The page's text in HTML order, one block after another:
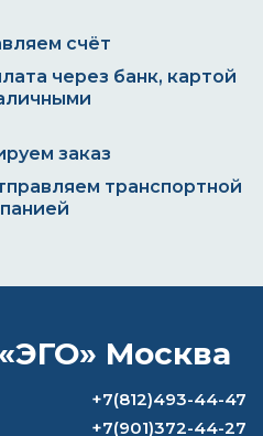
через банк, картой
транспортной
с железной
+7(812)493-44-47
+7(901)372-44-27